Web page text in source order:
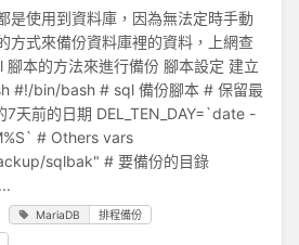
是使用到資料庫，因為無法定時手動
方式來備份資料庫裡的資料，上網查
腳本的方法來進行備份 腳本設定 建立
#!/bin/bash # sql 備份腳本 # 保留最
天前的日期 DEL_TEN_DAY=`date -
# Others vars
sqlbak" # 要備份的目錄
MariaDB 排程備份